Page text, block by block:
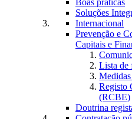
Boas práticas
Soluções
Internacional
Prevenção e
Capitais e
Lista de
Registo
(RCBE)
Doutrina